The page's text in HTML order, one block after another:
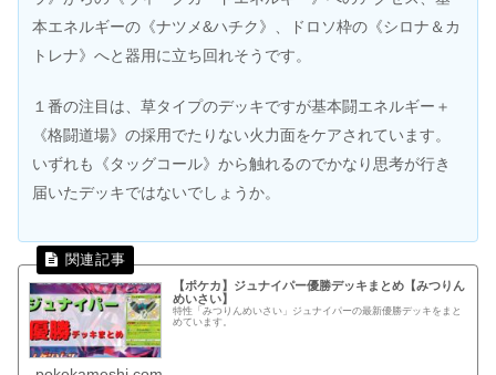
本エネルギーの《ナツメ&ハチク》、ドロソ枠の《シロナ＆カ
トレナ》へと器用に立ち回れそうです。
１番の注目は、草タイプのデッキですが基本闘エネルギー＋
《格闘道場》の採用でたりない火力面をケアされています。
いずれも《タッグコール》から触れるのでかなり思考が行き
届いたデッキではないでしょうか。
【ポケカ】ジュナイパー優勝デッキまとめ【みつりん
めいさい】
特性「みつりんめいさい」ジュナイパーの最新優勝デッキをまと
めています。